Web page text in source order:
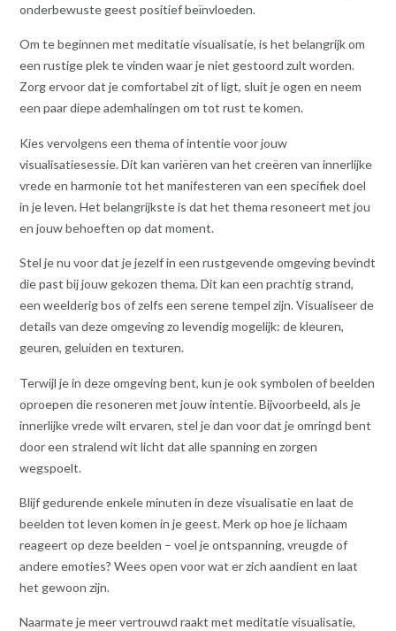
onderbewuste geest positief beïnvloeden.
Om te beginnen met meditatie visualisatie, is het belangrijk om
een rustige plek te vinden waar je niet gestoord zult worden.
Zorg ervoor dat je comfortabel zit of ligt, sluit je ogen en neem
een paar diepe ademhalingen om tot rust te komen.
Kies vervolgens een thema of intentie voor jouw
visualisatiesessie. Dit kan variëren van het creëren van innerlijke
vrede en harmonie tot het manifesteren van een specifiek doel
in je leven. Het belangrijkste is dat het thema resoneert met jou
en jouw behoeften op dat moment.
Stel je nu voor dat je jezelf in een rustgevende omgeving bevindt
die past bij jouw gekozen thema. Dit kan een prachtig strand,
een weelderig bos of zelfs een serene tempel zijn. Visualiseer de
details van deze omgeving zo levendig mogelijk: de kleuren,
geuren, geluiden en texturen.
Terwijl je in deze omgeving bent, kun je ook symbolen of beelden
oproepen die resoneren met jouw intentie. Bijvoorbeeld, als je
innerlijke vrede wilt ervaren, stel je dan voor dat je omringd bent
door een stralend wit licht dat alle spanning en zorgen
wegspoelt.
Blijf gedurende enkele minuten in deze visualisatie en laat de
beelden tot leven komen in je geest. Merk op hoe je lichaam
reageert op deze beelden – voel je ontspanning, vreugde of
andere emoties? Wees open voor wat er zich aandient en laat
het gewoon zijn.
Naarmate je meer vertrouwd raakt met meditatie visualisatie,